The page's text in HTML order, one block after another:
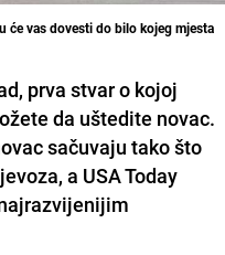
će vas dovesti do bilo kojeg mjesta
prva stvar o kojoj
da uštedite novac.
sačuvaju tako što
a USA Today